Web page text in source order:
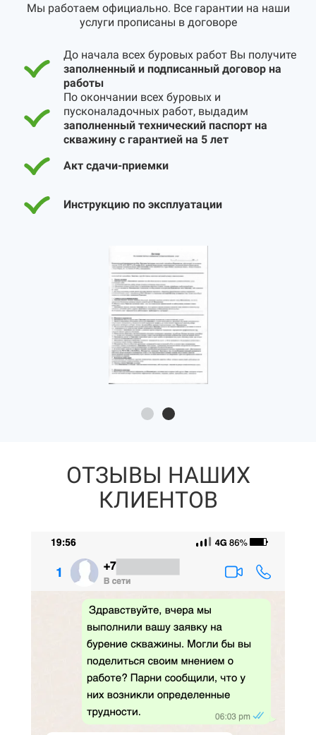
Мы работаем официально. Все гарантии на наши
услуги прописаны в договоре
До начала всех буровых работ Вы получите
заполненный и подписанный договор на
работы
По окончании всех буровых и
пусконаладочных работ, выдадим
заполненный технический паспорт на
скважину с гарантией на 5 лет
Акт сдачи-приемки
Инструкцию по эксплуатации
ОТЗЫВЫ НАШИХ
КЛИЕНТОВ